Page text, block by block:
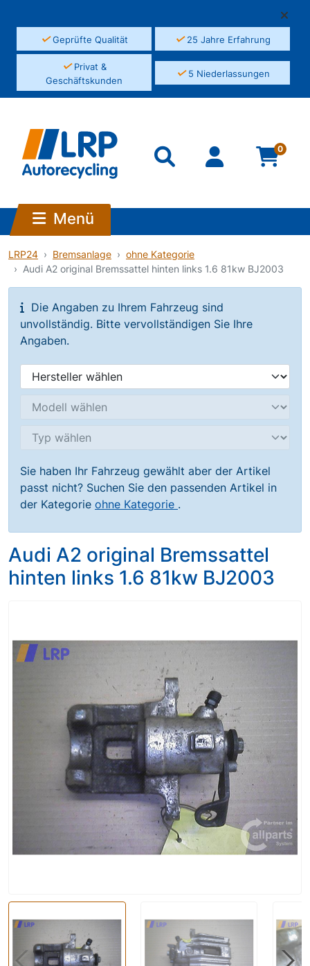
✓Geprüfte Qualität ✓25 Jahre Erfahrung
✓Privat &
Geschäftskunden
✓5 Niederlassungen
0
Menü
LRP24 Bremsanlage
ohne Kategorie
Audi A2 original Bremssattel hinten links 1.6 81kw BJ2003
Die Angaben zu Ihrem Fahrzeug sind
unvollständig. Bitte vervollständigen Sie Ihre
Angaben.
Sie haben Ihr Fahrzeug gewählt aber der Artikel
passt nicht? Suchen Sie den passenden Artikel in
der Kategorie ohne Kategorie .
Audi A2 original Bremssattel
hinten links 1.6 81kw BJ2003